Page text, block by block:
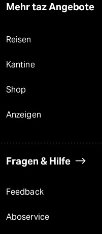
Mehr taz Angebote
Reisen
Kantine
Shop
Anzeigen
Fragen & Hilfe
Feedback
Aboservice